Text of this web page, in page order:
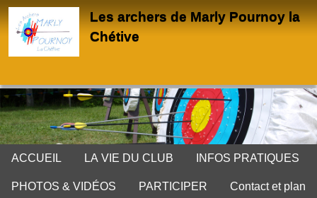
Les archers de Marly Pournoy la
Chétive
ACCUEIL LA VIE DU CLUB INFOS PRATIQUES
PHOTOS & VIDÉOS PARTICIPER Contact et plan
Panneau de gestion des cookies